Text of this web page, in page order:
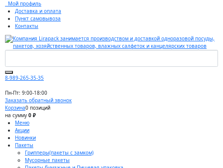
Мой профиль
Доставка и оплата
Пункт самовывоза
Контакты
8-989-265-35-35
Пн-Пт: 9:00-18:00
Заказать обратный звонок
Корзина0 позиций
на сумму 0 ₽
Меню
Акции
Новинки
Пакеты
Грипперы(пакеты с замком)
Мусорные пакеты